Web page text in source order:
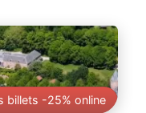
billets -25% online